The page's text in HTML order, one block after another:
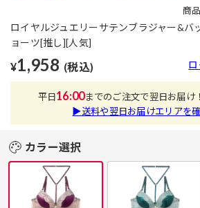
商
ロイヤルジュエリーサテンブラジャー&バ
ョーツ[推し][人気]
¥1,958 (税込)
平日16:00までのご注文で翌日お届け
▶送料や翌日お届けエリアを
カラー選択